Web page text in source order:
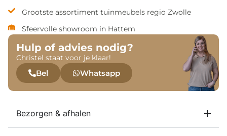
Grootste assortiment tuinmeubels regio Zwolle
Sfeervolle showroom in Hattem
Hulp of advies nodig?
Christel staat voor je klaar!
Bel Whatsapp
Bezorgen & afhalen